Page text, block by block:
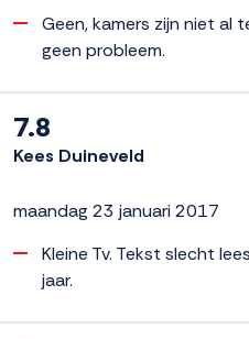
Geen, kamers zijn niet al
geen probleem.
7.8
Kees Duineveld
maandag 23 januari 2017
Kleine Tv. Tekst slecht
jaar.